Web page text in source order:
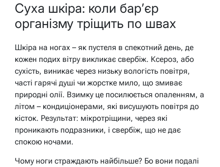
Суха шкіра: коли бар’єр
організму тріщить по швах
Шкіра на ногах – як пустеля в спекотний день, де
кожен подих вітру викликає свербіж. Ксероз, або
сухість, виникає через низьку вологість повітря,
часті гарячі душі чи жорстке мило, що змиває
природні олії. Взимку це посилюється опаленням, а
літом – кондиціонерами, які висушують повітря до
кісток. Результат: мікротріщини, через які
проникають подразники, і свербіж, що не дає
спокою ночами.
Чому ноги страждають найбільше? Бо вони подалі